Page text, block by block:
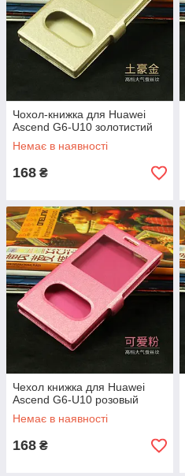
Чохол-книжка для Huawei
Ascend G6-U10 золотистий
Немає в наявності
168 ₴
Чехол книжка для Huawei
Ascend G6-U10 розовый
Немає в наявності
168 ₴